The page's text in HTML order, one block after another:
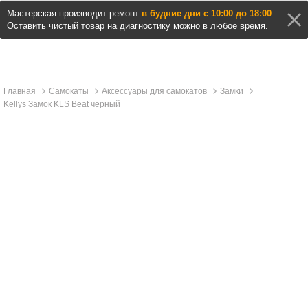
Мастерская производит ремонт в будние дни с 10:00 до 18:00.
Оставить чистый товар на диагностику можно в любое время.
Главная Самокаты Аксессуары для самокатов
Замки
Kellys Замок KLS Beat черный